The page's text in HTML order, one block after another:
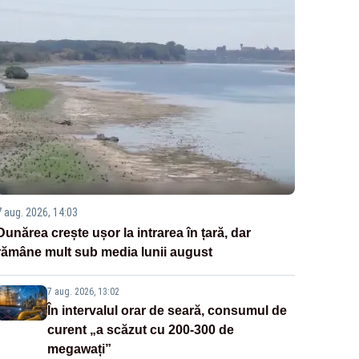
aug. 2026, 14:03
crește ușor la intrarea în țară, dar
mult sub media lunii august
7 aug. 2026, 13:02
În intervalul orar de seară, consumul de
curent „a scăzut cu 200-300 de
megawați”